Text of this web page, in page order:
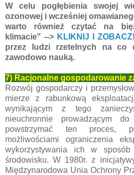
W celu pogłębienia swojej
ozonowej i wcześniej
warto również czytać na
klimacie" --> KLIKNIJ I ZOBACZ
przez ludzi rzetelnych na co
zawodowo nauką.
7) Racjonalne gospodarowanie
Rozwój gospodarczy i
mierze z rabunkową
wynikającym z tego
nieuchronnie prowadzącym
powstrzymać ten proces,
możliwościami ograniczenia
wykorzystywania ich w
środowisku. W 1980r. z
Międzynarodowa Unia Ochrony